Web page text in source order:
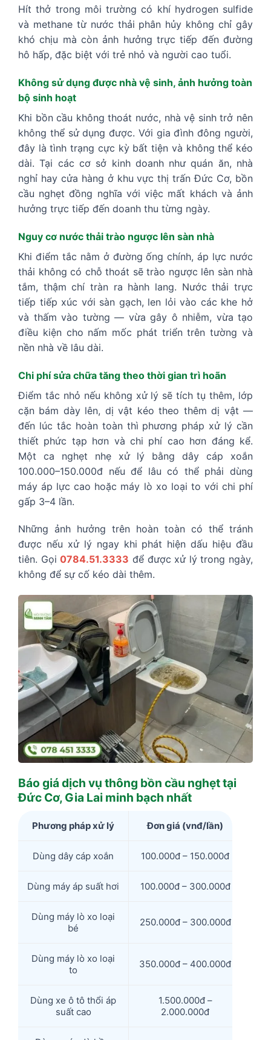
Hít thở trong môi trường có khí hydrogen sulfide
và methane từ nước thải phân hủy không chỉ gây
khó chịu mà còn ảnh hưởng trực tiếp đến đường
hô hấp, đặc biệt với trẻ nhỏ và người cao tuổi.
Không sử dụng được nhà vệ sinh, ảnh hưởng toàn
bộ sinh hoạt
Khi bồn cầu không thoát nước, nhà vệ sinh trở nên
không thể sử dụng được. Với gia đình đông người,
đây là tình trạng cực kỳ bất tiện và không thể kéo
dài. Tại các cơ sở kinh doanh như quán ăn, nhà
nghỉ hay cửa hàng ở khu vực thị trấn Đức Cơ, bồn
cầu nghẹt đồng nghĩa với việc mất khách và ảnh
hưởng trực tiếp đến doanh thu từng ngày.
Nguy cơ nước thải trào ngược lên sàn nhà
Khi điểm tắc nằm ở đường ống chính, áp lực nước
thải không có chỗ thoát sẽ trào ngược lên sàn nhà
tắm, thậm chí tràn ra hành lang. Nước thải trực
tiếp tiếp xúc với sàn gạch, len lỏi vào các khe hở
và thấm vào tường — vừa gây ô nhiễm, vừa tạo
điều kiện cho nấm mốc phát triển trên tường và
nền nhà về lâu dài.
Chi phí sửa chữa tăng theo thời gian trì hoãn
Điểm tắc nhỏ nếu không xử lý sẽ tích tụ thêm, lớp
cặn bám dày lên, dị vật kéo theo thêm dị vật —
đến lúc tắc hoàn toàn thì phương pháp xử lý cần
thiết phức tạp hơn và chi phí cao hơn đáng kể.
Một ca nghẹt nhẹ xử lý bằng dây cáp xoắn
100.000–150.000đ nếu để lâu có thể phải dùng
máy áp lực cao hoặc máy lò xo loại to với chi phí
gấp 3–4 lần.
Những ảnh hưởng trên hoàn toàn có thể tránh
được nếu xử lý ngay khi phát hiện dấu hiệu đầu
tiên. Gọi0784.51.3333 để được xử lý trong ngày,
không để sự cố kéo dài thêm.
Báo giá dịch vụ thông bồn cầu nghẹt tại
Đức Cơ, Gia Lai minh bạch nhất
Phương pháp xử lý Đơn giá (vnđ/lần)
Dùng dây cáp xoắn 100.000đ – 150.000đ
Dùng máy áp suất hơi 100.000đ – 300.000đ
Dùng máy lò xo loại
bé
250.000đ – 300.000đ
Dùng máy lò xo loại
to
350.000đ – 400.000đ
Dùng xe ô tô thổi áp
suất cao
1.500.000đ –
2.000.000đ